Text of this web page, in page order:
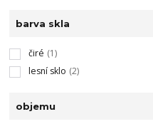
barva skla
čiré (1)
lesní sklo (2)
objemu